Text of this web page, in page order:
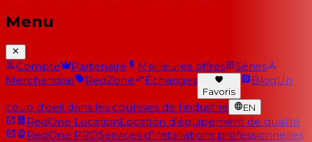
Menu
Compte Partenaire Meilleures offres
Séries
Merchandise
RedZone Échanges
Favoris
BlogUn
coup d'oeil dans les coulisses de l'industrie EN
RedOne LocationLocation d'équipement de qualité
RedOne PROServices d'installations professionnelles